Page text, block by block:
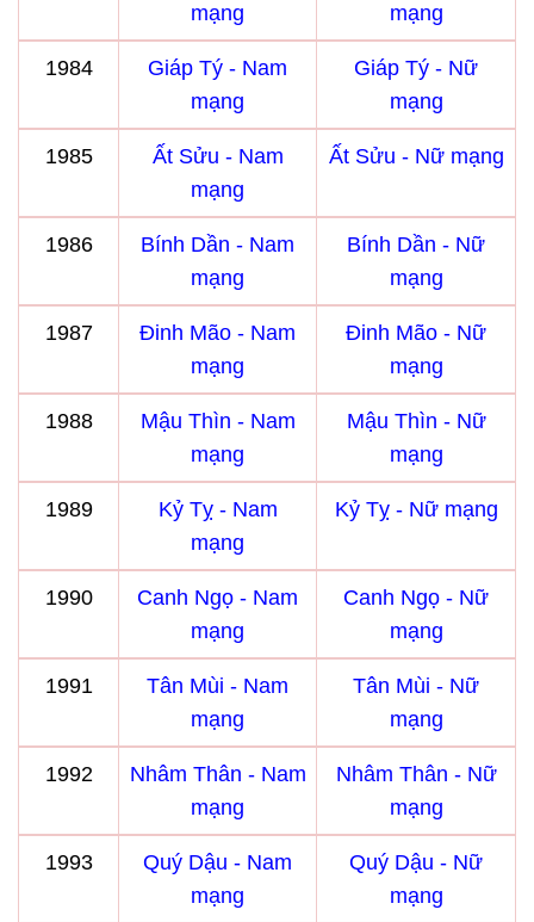
mạng
mạng
1984
Giáp Tý - Nam
mạng
Giáp Tý - Nữ
mạng
1985
Ất Sửu - Nam
mạng
Ất Sửu - Nữ mạng
1986
Bính Dần - Nam
mạng
Bính Dần - Nữ
mạng
1987
Đinh Mão - Nam
mạng
Đinh Mão - Nữ
mạng
1988
Mậu Thìn - Nam
mạng
Mậu Thìn - Nữ
mạng
1989
Kỷ Tỵ - Nam
mạng
Kỷ Tỵ - Nữ mạng
1990
Canh Ngọ - Nam
mạng
Canh Ngọ - Nữ
mạng
1991
Tân Mùi - Nam
mạng
Tân Mùi - Nữ
mạng
1992
Nhâm Thân - Nam
mạng
Nhâm Thân - Nữ
mạng
1993
Quý Dậu - Nam
mạng
Quý Dậu - Nữ
mạng